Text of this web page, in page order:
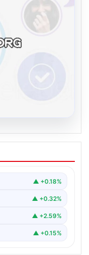
İle Dijital
Muhabbet
tarzda bağlantı
▲ +0.18%
▲ +0.32%
▲ +2.59%
▲ +0.15%